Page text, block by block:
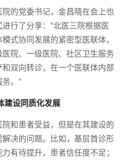
的党委书记，金昌晓在会上也
行了分享：“北医三院根据医
式协同发展的紧密型医联体，
院、一级医院、社区卫生服务
双向转诊，在一个医联体内部
。”
建设同质化发展
和患者受益，但是在其建设的
决的问题。比如，基层首诊形
有待提升，患者信任度不足；